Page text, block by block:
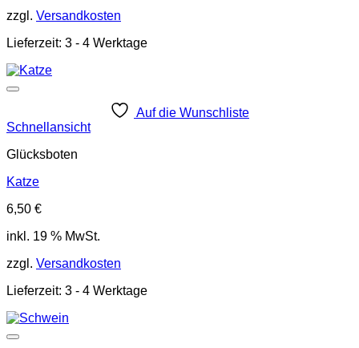
zzgl. Versandkosten
Lieferzeit: 3 - 4 Werktage
Auf die Wunschliste
Schnellansicht
Glücksboten
Katze
6,50 €
inkl. 19 % MwSt.
zzgl. Versandkosten
Lieferzeit: 3 - 4 Werktage